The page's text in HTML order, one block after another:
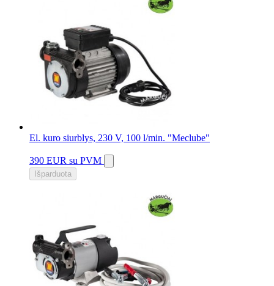
El. kuro siurblys, 230 V, 100 l/min. "Meclube"
390 EUR su PVM
Išparduota